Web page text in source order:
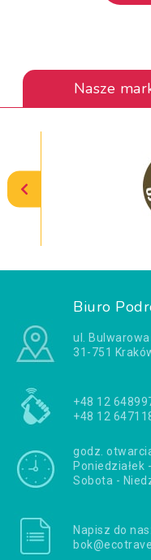
Nasze
Biuro
ul.
31-751
+48 12
+48 12
godz.
Poniedziałek
Sobota -
Napisz do nas: